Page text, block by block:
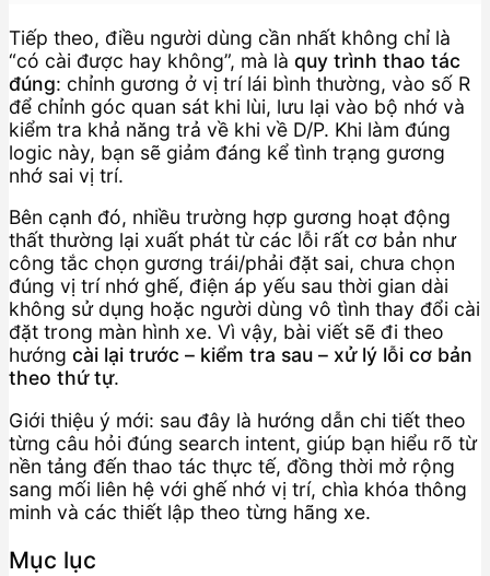
Tiếp theo, điều người dùng cần nhất không chỉ là
“có cài được hay không”, mà là quy trình thao tác
đúng: chỉnh gương ở vị trí lái bình thường, vào số R
để chỉnh góc quan sát khi lùi, lưu lại vào bộ nhớ và
kiểm tra khả năng trả về khi về D/P. Khi làm đúng
logic này, bạn sẽ giảm đáng kể tình trạng gương
nhớ sai vị trí.
Bên cạnh đó, nhiều trường hợp gương hoạt động
thất thường lại xuất phát từ các lỗi rất cơ bản như
công tắc chọn gương trái/phải đặt sai, chưa chọn
đúng vị trí nhớ ghế, điện áp yếu sau thời gian dài
không sử dụng hoặc người dùng vô tình thay đổi cài
đặt trong màn hình xe. Vì vậy, bài viết sẽ đi theo
hướng cài lại trước – kiểm tra sau – xử lý lỗi cơ bản
theo thứ tự.
Giới thiệu ý mới: sau đây là hướng dẫn chi tiết theo
từng câu hỏi đúng search intent, giúp bạn hiểu rõ từ
nền tảng đến thao tác thực tế, đồng thời mở rộng
sang mối liên hệ với ghế nhớ vị trí, chìa khóa thông
minh và các thiết lập theo từng hãng xe.
Mục lục